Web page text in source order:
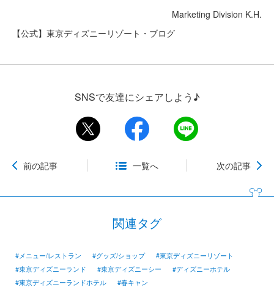
Marketing Division K.H.
【公式】東京ディズニーリゾート・ブログ
SNSで友達にシェアしよう♪
前の記事 一覧へ 次の記事
関連タグ
#メニュー/レストラン #グッズ/ショップ
#東京ディズニーリゾート
#東京ディズニーランド
#東京ディズニーシー
#ディズニーホテル
#東京ディズニーランドホテル
#春キャン